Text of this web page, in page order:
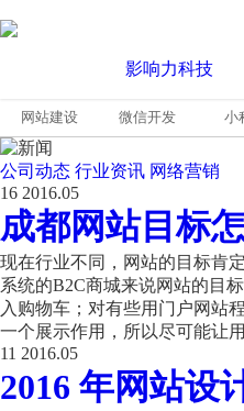
网站建设 微信开发 小
公司动态 行业资讯 网络营销
16 2016.05
成都网站目标
现在行业不同，网站的目标肯
系统的B2C商城来说网站的目
入购物车；对有些用门户网站
一个展示作用，所以尽可能让
11 2016.05
2016 年网站设